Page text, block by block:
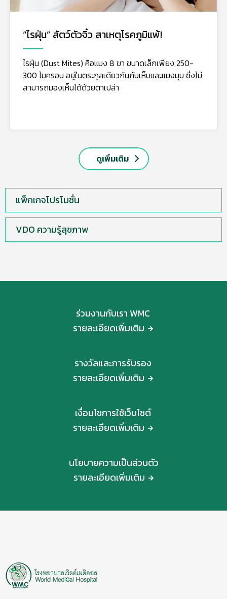
“ไรฝุ่น” สัตว์ตัวจิ๋ว สาเหตุโรคภูมิแพ้!
ไรฝุ่น (Dust Mites) คือแมง 8 ขา ขนาดเล็กเพียง 250-
300 ไมครอน อยู่ในตระกูลเดียวกันกับเห็บและแมงมุม ซึ่งไม่
สามารถมองเห็นได้ด้วยตาเปล่า
ดูเพิ่มเติม
แพ็กเกจโปรโมชั่น
VDO ความรู้สุขภาพ
ร่วมงานกับเรา WMC
รายละเอียดเพิ่มเติม
รางวัลและการรับรอง
รายละเอียดเพิ่มเติม
เงื่อนไขการใช้เว็บไซต์
รายละเอียดเพิ่มเติม
นโยบายความเป็นส่วนตัว
รายละเอียดเพิ่มเติม